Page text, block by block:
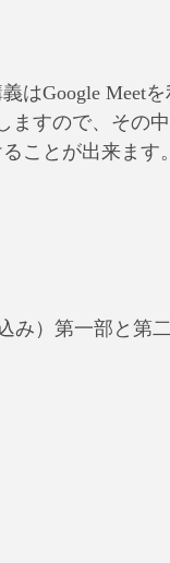
はGoogle Meet
すので、その
ことが出来ます。
み）第一部と第